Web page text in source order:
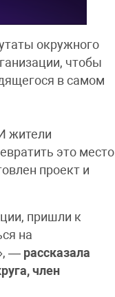
окружного
чтобы
в самом
жители
это место
проект и
пришли к
на
— рассказала
член